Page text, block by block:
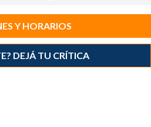
Y HORARIOS
DEJÁ TU CRÍTICA